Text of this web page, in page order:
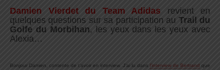
Damien Vierdet du Team Adidas revient en
quelques questions sur sa participation au Trail du
Golfe du Morbihan, les yeux dans les yeux avec
Alexia…
Bonjour Damien, contente de t’avoir en interview. J’ai lu dans l’interview de Bertrand que